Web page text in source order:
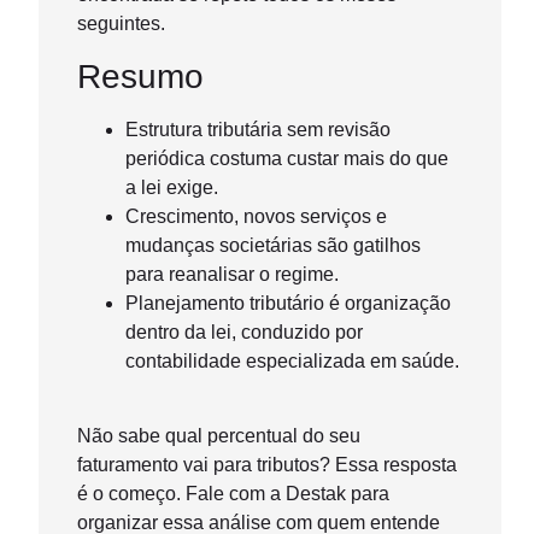
seguintes.
Resumo
Estrutura tributária sem revisão
periódica costuma custar mais do que
a lei exige.
Crescimento, novos serviços e
mudanças societárias são gatilhos
para reanalisar o regime.
Planejamento tributário é organização
dentro da lei, conduzido por
contabilidade especializada em saúde.
Não sabe qual percentual do seu
faturamento vai para tributos? Essa resposta
é o começo. Fale com a Destak para
organizar essa análise com quem entende